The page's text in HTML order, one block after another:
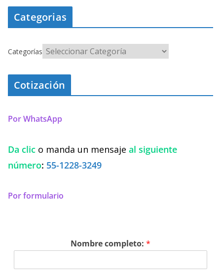
Categorias
Categorías
Cotización
Por WhatsApp
Da clic o manda un mensaje al siguiente
número: 55-1228-3249
Por formulario
Nombre completo: *